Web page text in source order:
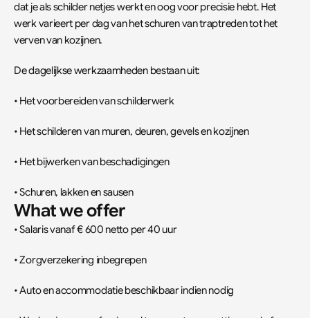
dat je als schilder netjes werkt en oog voor precisie hebt. Het
werk varieert per dag van het schuren van traptreden tot het
verven van kozijnen.
De dagelijkse werkzaamheden bestaan uit:
• Het voorbereiden van schilderwerk
• Het schilderen van muren, deuren, gevels en kozijnen
• Het bijwerken van beschadigingen
• Schuren, lakken en sausen
What we offer
• Salaris vanaf € 600 netto per 40 uur
• Zorgverzekering inbegrepen
• Auto en accommodatie beschikbaar indien nodig